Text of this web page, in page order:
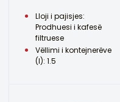
Lloji i pajisjes:
Prodhuesi i kafesë
filtruese
Vëllimi i kontejnerëve
(l): 1.5